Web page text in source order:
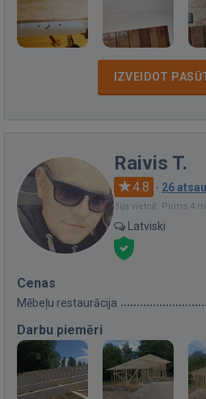
IZVEIDOT
Raivis T.
4.8 · 26
Bija vietnē: Pirms 4
Latviski
Cenas
Mēbeļu restaurācija
Darbu piemēri